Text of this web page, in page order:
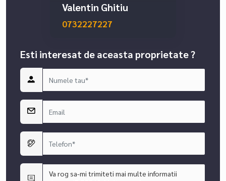
Valentin Ghitiu
0732227227
Esti interesat de aceasta proprietate ?